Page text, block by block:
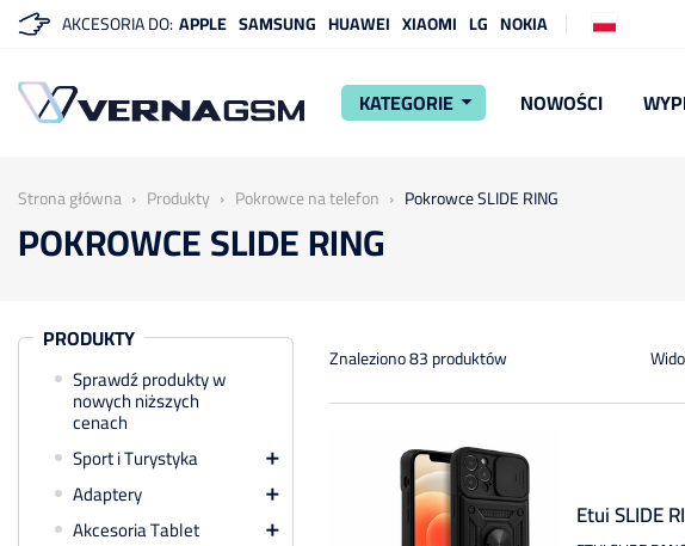
AKCESORIA DO:APPLE SAMSUNG HUAWEI XIAOMI LG NOKIA
KATEGORIE arrow_drop_down NOWOŚCI
Strona główna Produkty Pokrowce na telefon Pokrowce SLIDE RING
POKROWCE SLIDE RING
PRODUKTY
Sprawdź produkty w
nowych niższych
cenach
Sport i Turystyka

Adaptery 
Akcesoria Tablet 
Znaleziono 83 produktów
Etui SLIDE